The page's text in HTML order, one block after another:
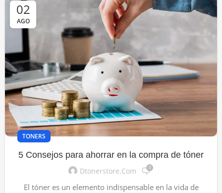
02
AGO
TONERS
5 Consejos para ahorrar en la compra de tóner
Dtonerstore.com 0
El tóner es un elemento indispensable en la vida de